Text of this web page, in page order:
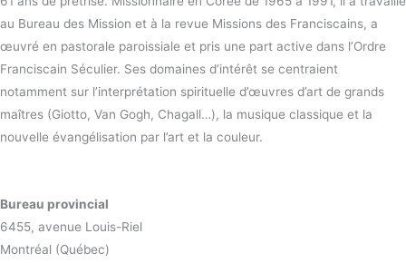
au Bureau des Mission et à la revue Missions des Franciscains, a
œuvré en pastorale paroissiale et pris une part active dans l’Ordre
Franciscain Séculier. Ses domaines d’intérêt se centraient
notamment sur l’interprétation spirituelle d’œuvres d’art de grands
maîtres (Giotto, Van Gogh, Chagall…), la musique classique et la
nouvelle évangélisation par l’art et la couleur.
Bureau provincial
6455, avenue Louis-Riel
Montréal (Québec)